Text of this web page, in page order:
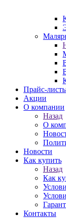
Прайс-
Акции
О компании
Назад
О
Новости
Как купить
Назад
Как
Контакты